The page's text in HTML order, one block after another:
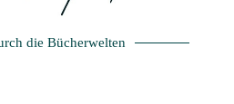
die Bücherwelten